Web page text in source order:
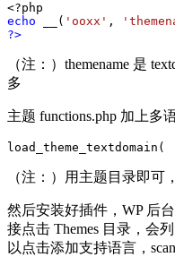
echo __( 'ooxx' ,
?>
（注：）themename 是
多
主题 functions.php 加上多
load_theme_textdomain(
（注：）用主题目录即
然后安装好插件，WP 后
接点击 Themes 目录，会
以点击添加支持语言，